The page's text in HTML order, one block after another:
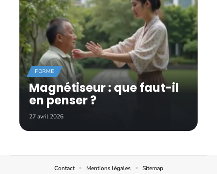
FORME
Magnétiseur : que faut-il
en penser ?
27 avril 2026
Contact Mentions légales Sitemap